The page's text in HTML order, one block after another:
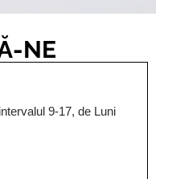
NE
9-17, de Luni